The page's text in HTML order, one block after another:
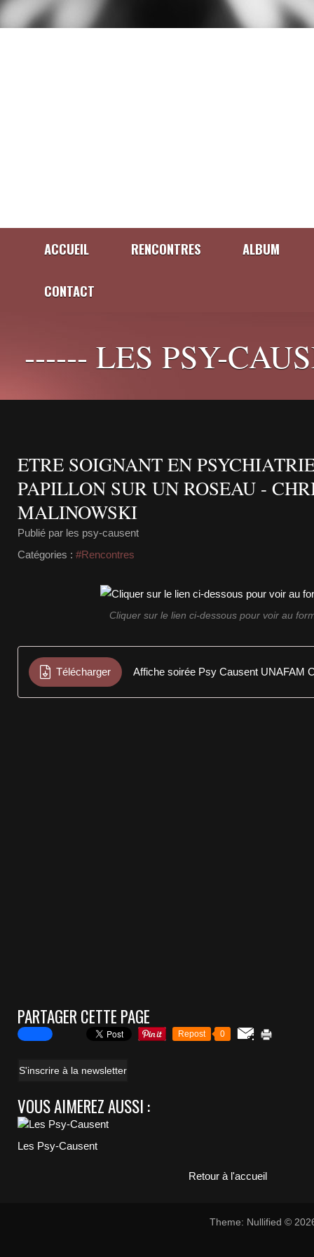
ACCUEIL RENCONTRES ALBUM
CONTACT
------ LES PSY-
ETRE SOIGNANT EN
PAPILLON SUR UN ROSEAU -
MALINOWSKI
Publié par les psy-causent
Catégories : #Rencontres
Cliquer sur le lien ci-dessous pour voir au
Télécharger
PARTAGER CETTE PAGE
Repost 0
S'inscrire à la newsletter
VOUS AIMEREZ AUSSI :
Les Psy-Causent
Retour à l'accueil
Theme: Nullified ©